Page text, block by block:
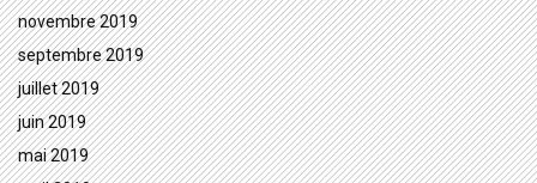
novembre 2019
septembre 2019
juillet 2019
juin 2019
mai 2019